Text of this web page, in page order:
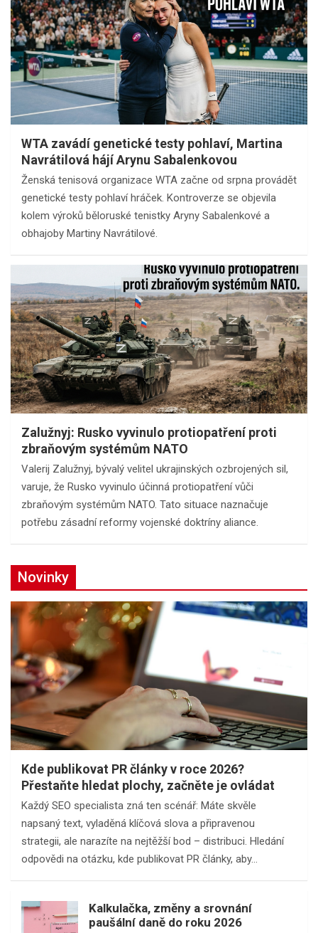
WTA zavádí genetické testy pohlaví, Martina
Navrátilová hájí Arynu Sabalenkovou
Ženská tenisová organizace WTA začne od srpna provádět
genetické testy pohlaví hráček. Kontroverze se objevila
kolem výroků běloruské tenistky Aryny Sabalenkové a
obhajoby Martiny Navrátilové.
Zalužnyj: Rusko vyvinulo protiopatření proti
zbraňovým systémům NATO
Valerij Zalužnyj, bývalý velitel ukrajinských ozbrojených sil,
varuje, že Rusko vyvinulo účinná protiopatření vůči
zbraňovým systémům NATO. Tato situace naznačuje
potřebu zásadní reformy vojenské doktríny aliance.
Novinky
Kde publikovat PR články v roce 2026?
Přestaňte hledat plochy, začněte je ovládat
Každý SEO specialista zná ten scénář: Máte skvěle
napsaný text, vyladěná klíčová slova a připravenou
strategii, ale narazíte na nejtěžší bod – distribuci. Hledání
odpovědi na otázku, kde publikovat PR články, aby…
Kalkulačka, změny a srovnání
paušální daně do roku 2026